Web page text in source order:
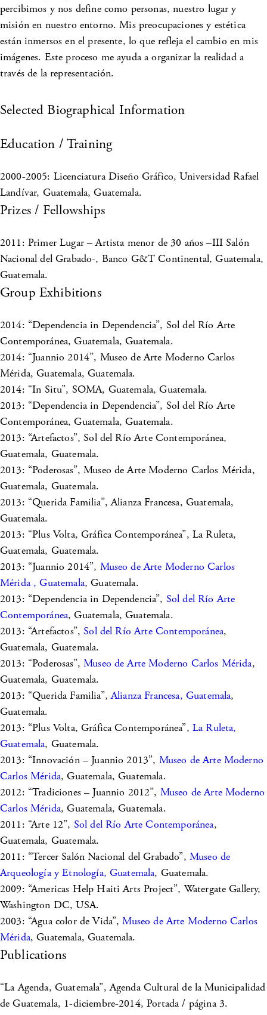
percibimos y nos define como personas, nuestro lugar y
misión en nuestro entorno. Mis preocupaciones y estética
están inmersos en el presente, lo que refleja el cambio en mis
imágenes. Este proceso me ayuda a organizar la realidad a
través de la representación.
Selected Biographical Information
Education / Training
2000-2005: Licenciatura Diseño Gráfico, Universidad Rafael
Landívar, Guatemala, Guatemala.
Prizes / Fellowships
2011: Primer Lugar – Artista menor de 30 años –III Salón
Nacional del Grabado-, Banco G&T Continental, Guatemala,
Guatemala.
Group Exhibitions
2014: “Dependencia in Dependencia”, Sol del Río Arte
Contemporánea, Guatemala, Guatemala.
2014: “Juannio 2014”, Museo de Arte Moderno Carlos
Mérida, Guatemala, Guatemala.
2014: “In Situ”, SOMA, Guatemala, Guatemala.
2013: “Dependencia in Dependencia”, Sol del Río Arte
Contemporánea, Guatemala, Guatemala.
2013: “Artefactos”, Sol del Río Arte Contemporánea,
Guatemala, Guatemala.
2013: “Poderosas”, Museo de Arte Moderno Carlos Mérida,
Guatemala, Guatemala.
2013: “Querida Familia”, Alianza Francesa, Guatemala,
Guatemala.
2013: “Plus Volta, Gráfica Contemporánea”, La Ruleta,
Guatemala, Guatemala.
2013: “Juannio 2014”, Museo de Arte Moderno Carlos
Mérida , Guatemala, Guatemala.
2013: “Dependencia in Dependencia”, Sol del Río Arte
Contemporánea, Guatemala, Guatemala.
2013: “Artefactos”,Sol del Río Arte Contemporánea,
Guatemala, Guatemala.
2013: “Poderosas”,Museo de Arte Moderno Carlos Mérida,
Guatemala, Guatemala.
2013: “Querida Familia”,Alianza Francesa, Guatemala,
Guatemala.
2013: “Plus Volta, Gráfica Contemporánea”, La Ruleta,
Guatemala, Guatemala.
2013: “Innovación – Juannio 2013”, Museo de Arte Moderno
Carlos Mérida, Guatemala, Guatemala.
2012: “Tradiciones – Juannio 2012”, Museo de Arte Moderno
Carlos Mérida, Guatemala, Guatemala.
2011: “Arte 12”, Sol del Río Arte Contemporánea,
Guatemala, Guatemala.
2011: “Tercer Salón Nacional del Grabado”, Museo de
Arqueología y Etnología, Guatemala, Guatemala.
2009: “Americas Help Haiti Arts Project”, Watergate Gallery,
Washington DC, USA.
2003: “Agua color de Vida”,Museo de Arte Moderno Carlos
Mérida, Guatemala, Guatemala.
Publications
“La Agenda, Guatemala”, Agenda Cultural de la Municipalidad
de Guatemala, 1-diciembre-2014, Portada / página 3.